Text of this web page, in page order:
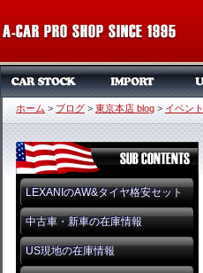
ホーム > ブログ > 東京本店 blog > イベント
LEXANIのAW&タイヤ格安セット
中古車・新車の在庫情報
US現地の在庫情報